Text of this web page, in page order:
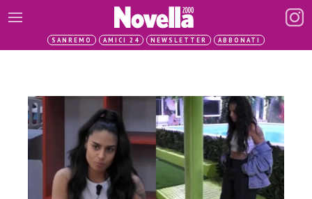
SANREMO AMICI 24 NEWSLETTER ABBONATI